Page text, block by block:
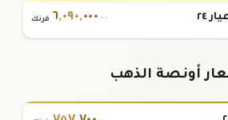
٢٤ ٦,٠٩٠,٠٠٠.٠٠ فرنك
أونصة الذهب